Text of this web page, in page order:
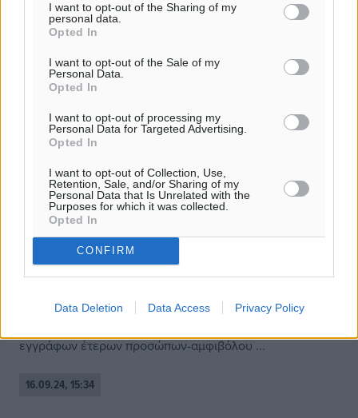
I want to opt-out of the Sharing of my
personal data.
Opted In
I want to opt-out of the Sale of my
Personal Data.
Opted In
I want to opt-out of processing my
Personal Data for Targeted Advertising.
Opted In
I want to opt-out of Collection, Use,
Retention, Sale, and/or Sharing of my
Personal Data that Is Unrelated with the
Purposes for which it was collected.
Opted In
CONFIRM
Data Deletion Data Access Privacy Policy
Πιάστηκε από το λιμενικό 39χρονος με
πλαστές ταυτότητες για τη
“διευκόλυνση” αλλοδαπών
Λιμεναρχείου Ρόδου προέβησαν στη σύλληψη ενός
εγγράφων έτερων προσώπων-αμφιβόλου ...
16.09.24, 15:34